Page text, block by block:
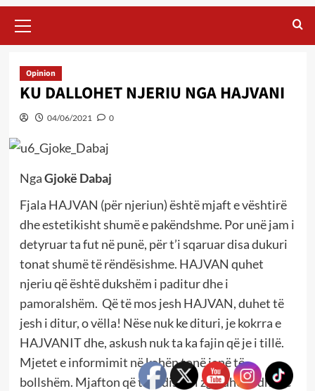
Menu
Opinion
KU DALLOHET NJERIU NGA HAJVANI
04/06/2021 0
NgaGjokë Dabaj
Fjala HAJVAN (për njeriun) është mjaft e vështirë
dhe estetikisht shumë e pakëndshme. Por unë jam i
detyruar ta fut në punë, për t’i sqaruar disa dukuri
tonat shumë të rëndësishme. HAJVAN quhet
njeriu që është dukshëm i paditur dhe i
pamoralshëm. Që të mos jesh HAJVAN, duhet të
jesh i ditur, o vëlla! Nëse nuk ke dituri, je kokrra e
HAJVANIT dhe, askush nuk ta ka fajin që je i tillë.
Mjetet e informimit në kohën tonë janë të
bollshëm. Mjafton që ti të dish t’i zgjedhësh dhe të